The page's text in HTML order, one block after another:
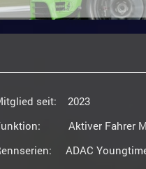
seit: 2023
Aktiver Fahrer
ADAC